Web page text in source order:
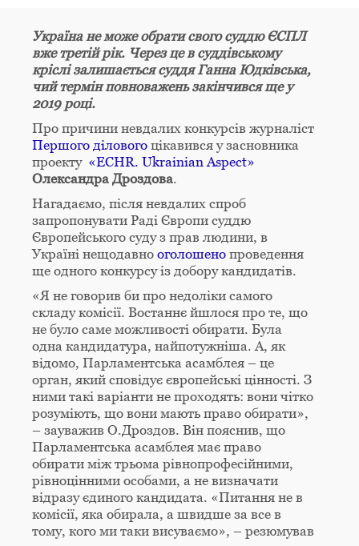
Україна не може обрати свого суддю ЄСПЛ
вже третій рік. Через це в суддівському
кріслі залишається суддя Ганна Юдківська,
чий термін повноважень закінчився ще у
2019 році.
Про причини невдалих конкурсів журналіст
Першого ділового цікавився у засновника
проекту «ECHR. Ukrainian Aspect»
Олександра Дроздова.
Нагадаємо, після невдалих спроб
запропонувати Раді Європи суддю
Європейського суду з прав людини, в
Україні нещодавно оголошено проведення
ще одного конкурсу із добору кандидатів.
«Я не говорив би про недоліки самого
складу комісії. Востаннє йшлося про те, що
не було саме можливості обирати. Була
одна кандидатура, найпотужніша. А, як
відомо, Парламентська асамблея – це
орган, який сповідує європейські цінності. З
ними такі варіанти не проходять: вони чітко
розуміють, що вони мають право обирати»,
– зауважив О.Дроздов. Він пояснив, що
Парламентська асамблея має право
обирати між трьома рівнопрофесійними,
рівноцінними особами, а не визначати
відразу єдиного кандидата. «Питання не в
комісії, яка обирала, а швидше за все в
тому, кого ми таки висуваємо», – резюмував